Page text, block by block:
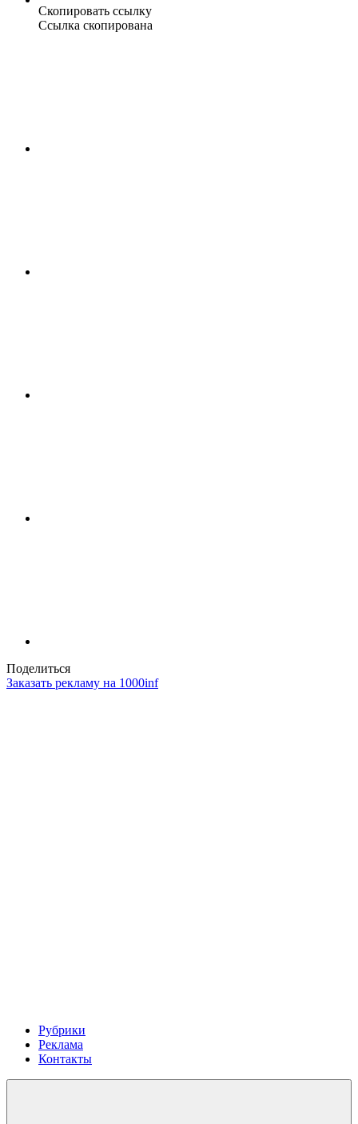
Скопировать ссылку
Ссылка скопирована
Поделиться
Заказать рекламу на 1000inf
Рубрики
Реклама
Контакты